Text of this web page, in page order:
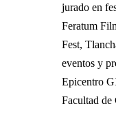
jurado en
Feratum
Fest,
eventos y
Epicentro
Facultad de